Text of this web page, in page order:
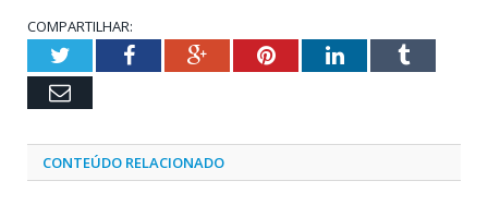
COMPARTILHAR:
TwitterFacebookGoogle+PinterestLinkedInTumblr
Email
CONTEÚDO RELACIONADO